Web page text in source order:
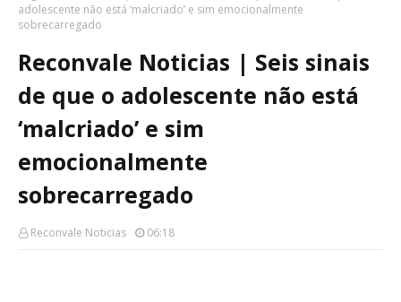
adolescente não está ‘malcriado’ e sim emocionalmente
sobrecarregado
Reconvale Noticias | Seis sinais
de que o adolescente não está
‘malcriado’ e sim
emocionalmente
sobrecarregado
Reconvale Noticias 06:18